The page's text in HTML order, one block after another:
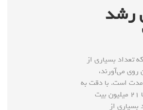
رشد
تعداد بسیاری از
روی می‌آورند،
است. با دقت به
محدودیت اراعه آن (تنها ۲۱ میلیون بیت
بسیاری از